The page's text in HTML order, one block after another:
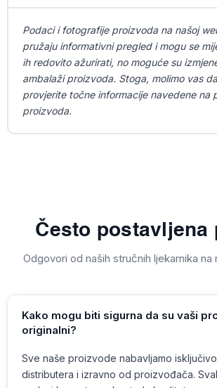
Podaci i fotografije proizvoda na našoj
pružaju informativni pregled i mogu se
ih redovito ažurirati, no moguće su
ambalaži proizvoda. Stoga, molimo vas
provjerite točne informacije navedene na
proizvoda.
Često postavljena
Odgovori od naših stručnih ljekarnika na
Kako mogu biti sigurna da su vaši
originalni?
Sve naše proizvode nabavljamo
distributera i izravno od proizvođača.